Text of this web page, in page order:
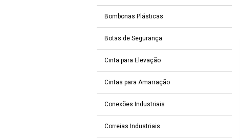
Bombonas Plásticas
Botas de Segurança
Cinta para Elevação
Cintas para Amarração
Conexões Industriais
Correias Industriais